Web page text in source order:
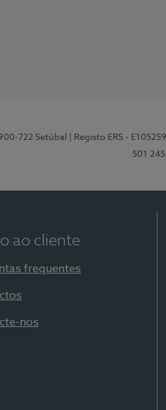
722 Setúbal | Registo ERS - E105259
501
ao cliente
frequentes
nos